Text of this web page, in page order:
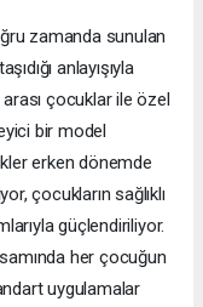
zamanda sunulan
anlayışıyla
çocuklar ile özel
bir model
erken dönemde
çocukların sağlıklı
güçlendiriliyor.
her çocuğun
uygulamalar